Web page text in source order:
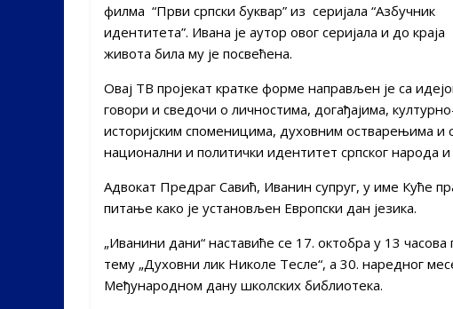
филма “Први српски буквар” из серијала “Азбучник
идентитета”. Ивана је аутор овог серијала и до краја
живота била му је посвећена.
Овај ТВ пројекат кратке форме направљен је са
говори и сведочи о личностима, догађајима,
историјским споменицима, духовним остварењима и
национални и политички идентитет српског народа
Адвокат Предраг Савић, Иванин супруг, у име Куће
питање како је установљен Европски дан језика.
„Иванини дани“ наставиће се 17. октобра у 13
тему „Духовни лик Николе Тесле“, а 30. наредног
Међународном дану школских библиотека.